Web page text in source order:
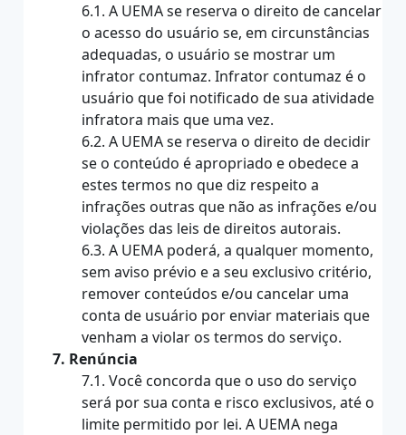
6.1. A UEMA se reserva o direito de cancelar
o acesso do usuário se, em circunstâncias
adequadas, o usuário se mostrar um
infrator contumaz. Infrator contumaz é o
usuário que foi notificado de sua atividade
infratora mais que uma vez.
6.2. A UEMA se reserva o direito de decidir
se o conteúdo é apropriado e obedece a
estes termos no que diz respeito a
infrações outras que não as infrações e/ou
violações das leis de direitos autorais.
6.3. A UEMA poderá, a qualquer momento,
sem aviso prévio e a seu exclusivo critério,
remover conteúdos e/ou cancelar uma
conta de usuário por enviar materiais que
venham a violar os termos do serviço.
7. Renúncia
7.1. Você concorda que o uso do serviço
será por sua conta e risco exclusivos, até o
limite permitido por lei. A UEMA nega